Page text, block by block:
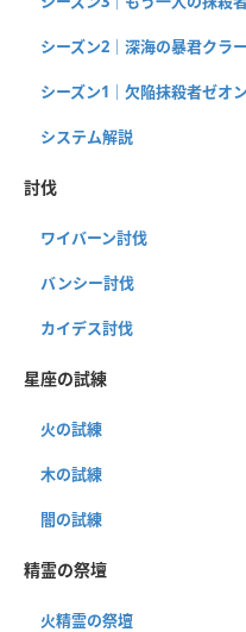
シーズン2｜深海の暴君クラ
シーズン1｜欠陥抹殺者ゼオ
システム解説
討伐
ワイバーン討伐
バンシー討伐
カイデス討伐
星座の試練
火の試練
木の試練
闇の試練
精霊の祭壇
火精霊の祭壇